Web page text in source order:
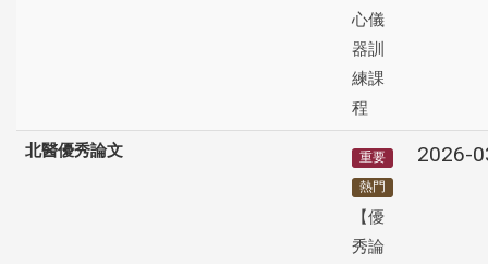
心儀
器訓
練課
程
北醫優秀論文
重要
熱門
【優
秀論
2026-